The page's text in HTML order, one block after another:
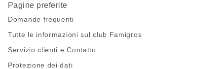
Pagine preferite
Domande frequenti
Tutte le informazioni sul club Famigros
Servizio clienti e Contatto
Protezione dei dati